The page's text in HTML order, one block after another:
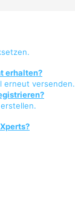
erhalten?
erneut versenden.